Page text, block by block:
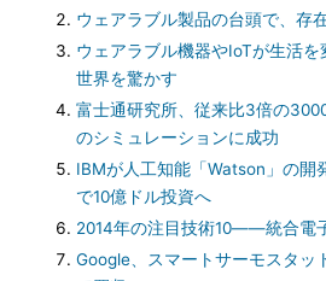
ウェアラブル製品の台頭で、存
ウェアラブル機器やIoTが生活
世界を驚かす
富士通研究所、従来比3倍の
のシミュレーションに成功
IBMが人工知能「Watson」の開
で10億ドル投資へ
2014年の注目技術10――統合電
Google、スマートサーモスタッ